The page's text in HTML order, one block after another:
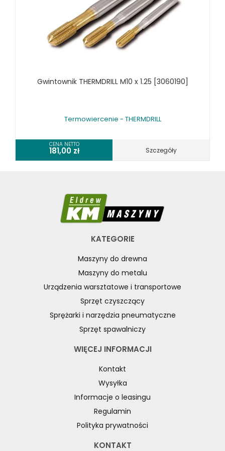
Gwintownik THERMDRILL M10 x 1.25 [3060190]
Termowiercenie - THERMDRILL
CENA NETTO
181,00 zł Szczegóły
KATEGORIE
Maszyny do drewna
Maszyny do metalu
Urządzenia warsztatowe i transportowe
Sprzęt czyszczący
Sprężarki i narzędzia pneumatyczne
Sprzęt spawalniczy
WIĘCEJ INFORMACJI
Kontakt
Wysyłka
Informacje o leasingu
Regulamin
Polityka prywatności
KONTAKT